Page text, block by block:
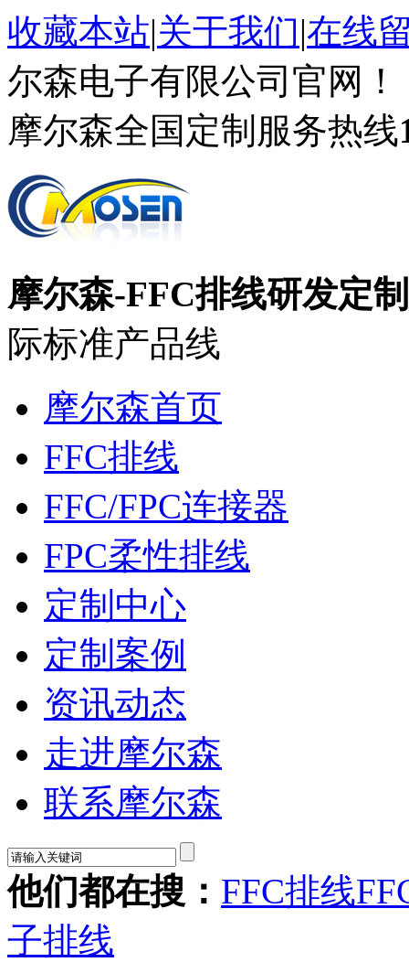
收藏本站|关于我们|在线
尔森电子有限公司官网！
摩尔森全国定制服务热线
摩尔森-FFC排线研发定
际标准产品线
摩尔森首页
FFC排线
FFC/FPC连接器
FPC柔性排线
定制中心
定制案例
资讯动态
走进摩尔森
联系摩尔森
他们都在搜： FFC排线
子排线